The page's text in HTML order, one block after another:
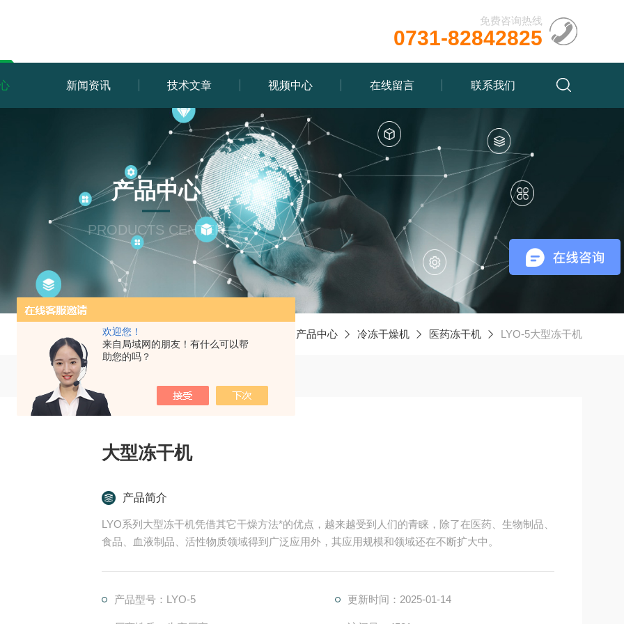
欢迎您！
来自局域网的朋友！有什么可以帮
助您的吗？
免费咨询热线
0731-82842825
新闻资讯 技术文章 视频中心 在线留言 联系我们
产品中心
PRODUCTS CENTER
产品中心 冷冻干燥机 医药冻干机 LYO-5大型冻干机
大型冻干机
产品简介
LYO系列大型冻干机凭借其它干燥方法*的优点，越来越受到人们的青睐，除了在医药、生物制品、
食品、血液制品、活性物质领域得到广泛应用外，其应用规模和领域还在不断扩大中。
产品型号：LYO-5 更新时间：2025-01-14